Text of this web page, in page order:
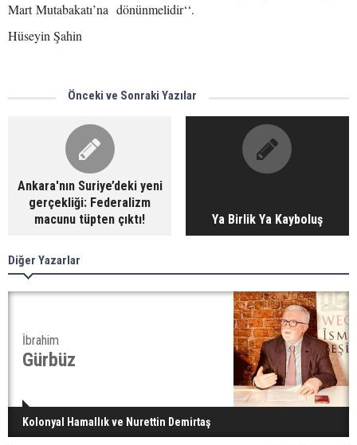
Mart Mutabakatı’na dönünmelidir‘‘.
Hüseyin Şahin
Önceki ve Sonraki Yazılar
Ankara'nın Suriye’deki yeni
gerçekliği: Federalizm
macunu tüpten çıktı!
Ya Birlik Ya Kayboluş
Diğer Yazarlar
İbrahim
Gürbüz
Kolonyal Hamallık ve Nurettin Demirtaş